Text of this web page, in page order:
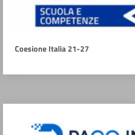
Coesione Italia 21-27